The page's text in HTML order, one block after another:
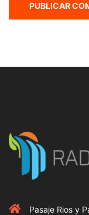
Pasaje Rios y